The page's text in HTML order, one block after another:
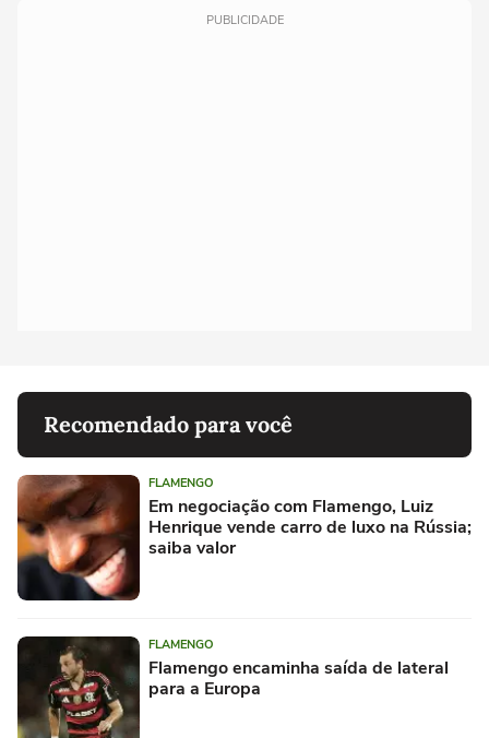
PUBLICIDADE
Recomendado para você
FLAMENGO
Em negociação com Flamengo, Luiz
Henrique vende carro de luxo na Rússia;
saiba valor
FLAMENGO
Flamengo encaminha saída de lateral
para a Europa